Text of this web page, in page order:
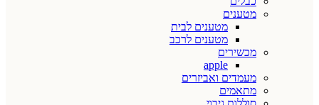
מטענים
מטענים לבית
מטענים לרכב
מכשירים
apple
מעמדים ואביזרים
מתאמים